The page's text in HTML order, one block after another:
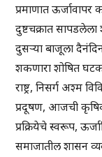
प्रमाणात ऊर्जावापर
दुष्टचक्रात
दुसऱ्या बाजूला
शकणारा शोषित
राष्ट्र, निसर्ग अश्म
प्रदूषण, आजची
प्रक्रियेचे स्वरूप,
समाजातील शासन